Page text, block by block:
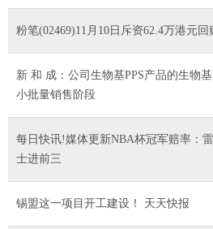
粉笔(02469)11月10日斥资62.4万港元回
新 和 成：公司生物基PPS产品的生物
小批量销售阶段
每日快讯!媒体更新NBA杯冠军赔率：
士进前三
锡盟这一项目开工建设！ 天天快报